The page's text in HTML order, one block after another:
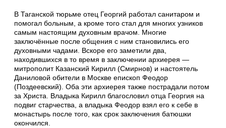
В Таганской тюрьме отец Георгий работал санитаром и
помогал больным, а кроме того стал для многих узников
самым настоящим духовным врачом. Многие
заключённые после общения с ним становились его
духовными чадами. Вскоре его заметили два,
находившихся в то время в заключении архиерея —
митрополит Казанский Кирилл (Смирнов) и настоятель
Даниловой обители в Москве епископ Феодор
(Поздеевский). Оба эти архиерея также пострадали потом
за Христа. Владыка Кирилл благословил отца Георгия на
подвиг старчества, а владыка Феодор взял его к себе в
монастырь после того, как срок заключения батюшки
окончился.